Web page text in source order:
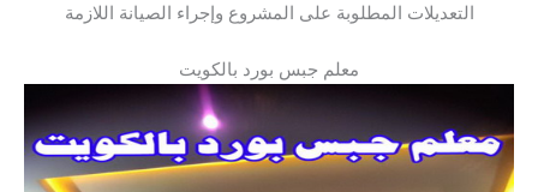
التعديلات المطلوبة على المشروع وإجراء الصيانة اللازمة
معلم جبس بورد بالكويت